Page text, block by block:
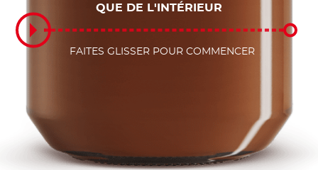
QUE DE L'INTÉRIEUR
FAITES GLISSER POUR COMMENCER
FAITES GLISSER POUR COMMENCER